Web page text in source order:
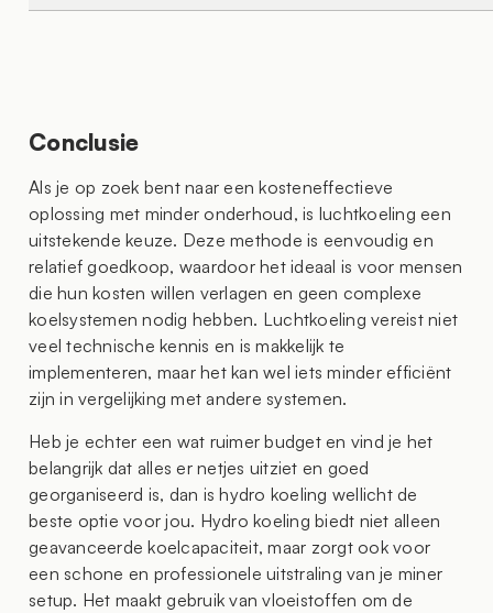
Conclusie
Als je op zoek bent naar een kosteneffectieve
oplossing met minder onderhoud, is luchtkoeling een
uitstekende keuze. Deze methode is eenvoudig en
relatief goedkoop, waardoor het ideaal is voor mensen
die hun kosten willen verlagen en geen complexe
koelsystemen nodig hebben. Luchtkoeling vereist niet
veel technische kennis en is makkelijk te
implementeren, maar het kan wel iets minder efficiënt
zijn in vergelijking met andere systemen.
Heb je echter een wat ruimer budget en vind je het
belangrijk dat alles er netjes uitziet en goed
georganiseerd is, dan is hydro koeling wellicht de
beste optie voor jou. Hydro koeling biedt niet alleen
geavanceerde koelcapaciteit, maar zorgt ook voor
een schone en professionele uitstraling van je miner
setup. Het maakt gebruik van vloeistoffen om de